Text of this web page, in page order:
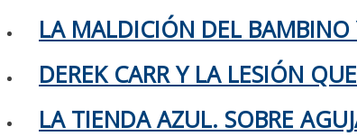
LA MALDICIÓN DEL BAMBINO
DEREK CARR Y LA LESIÓN
LA TIENDA AZUL. SOBRE